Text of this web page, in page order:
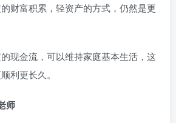
财富积累，轻资产的方式，仍然是更
现金流，可以维持家庭基本生活，这
利更长久。
师